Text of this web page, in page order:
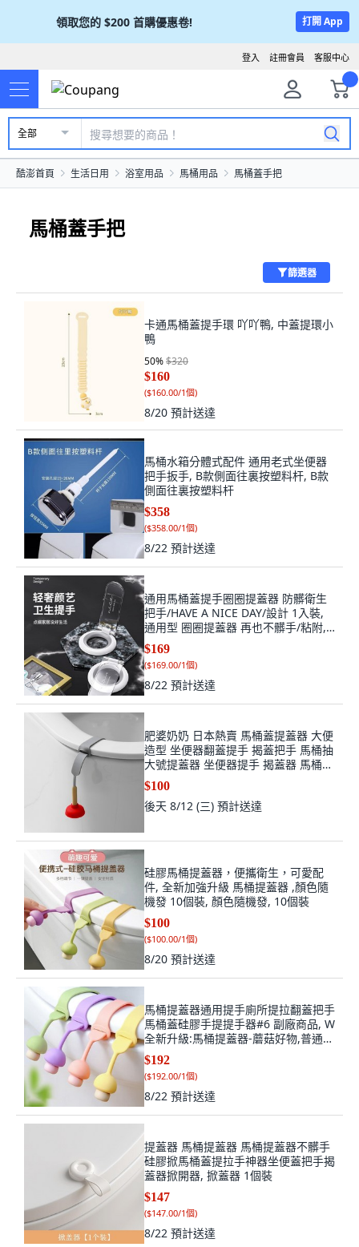
領取您的 $200 首購優惠卷! 打開 App
客服中心
註冊會員
登入
全部
酷澎首頁 生活日用 浴室用品 馬桶用品 馬桶蓋手把
馬桶蓋手把
篩選器
卡通馬桶蓋提手環 吖吖鴨, 中蓋提環小
鴨
50%$320
$160
($160.00/1個)
8/20 預計送達
馬桶水箱分體式配件 通用老式坐便器
把手扳手, B款側面往裏按塑料杆, B款
側面往裏按塑料杆
$358
($358.00/1個)
8/22 預計送達
通用馬桶蓋提手圈圈提蓋器 防髒衛生
把手/HAVE A NICE DAY/設計 1入裝,
通用型 圈圈提蓋器 再也不髒手/粘附,
常規材質 白灰 1個裝 加厚耐用/衛生
提, 白灰, 1個裝
$169
($169.00/1個)
8/22 預計送達
肥婆奶奶 日本熱賣 馬桶蓋提蓋器 大便
造型 坐便器翻蓋提手 揭蓋把手 馬桶抽
大號提蓋器 坐便器提手 揭蓋器 馬桶手
把, 馬桶吸
$100
後天 8/12 (三) 預計送達
硅膠馬桶提蓋器，便攜衛生，可愛配
件, 全新加強升級 馬桶提蓋器 ,顏色隨
機發 10個裝, 顏色隨機發, 10個裝
$100
($100.00/1個)
8/20 預計送達
馬桶提蓋器通用提手廁所提拉翻蓋把手
馬桶蓋硅膠手提提手器#6 副廠商品, W
全新升級:馬桶提蓋器-蘑菇好物,普通薄
款 1個裝 無卡齒可調節丨一般耐用,
N/A
$192
($192.00/1個)
8/22 預計送達
提蓋器 馬桶提蓋器 馬桶提蓋器不髒手
硅膠掀馬桶蓋提拉手神器坐便蓋把手揭
蓋器掀開器, 掀蓋器 1個裝
$147
($147.00/1個)
8/22 預計送達